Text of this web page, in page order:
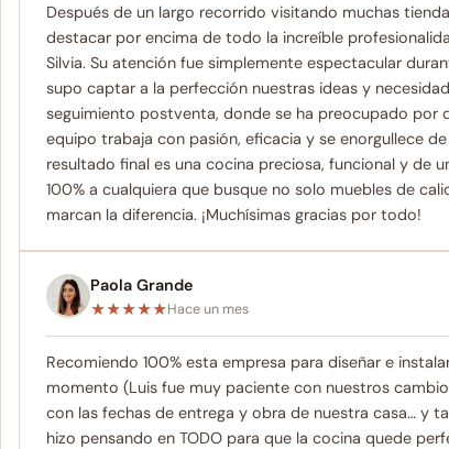
Después de un largo recorrido visitando muchas
destacar por encima de todo la increíble
Silvia. Su atención fue simplemente espectacular
supo captar a la perfección nuestras ideas y
seguimiento postventa, donde se ha preocupado por
equipo trabaja con pasión, eficacia y se enorgullece
resultado final es una cocina preciosa, funcional y de
100% a cualquiera que busque no solo muebles de
marcan la diferencia. ¡Muchísimas gracias por todo!
Paola Grande
★★★★★Hace un mes
Recomiendo 100% esta empresa para diseñar e
momento (Luis fue muy paciente con nuestros
con las fechas de entrega y obra de nuestra casa… y
hizo pensando en TODO para que la cocina quede